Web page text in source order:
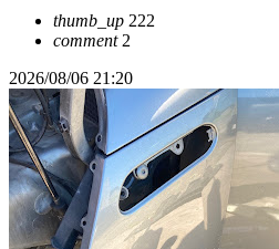
thumb_up 222
comment2
2026/08/06 21:20